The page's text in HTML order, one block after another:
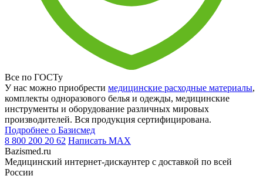
Все по ГОСТу
У нас можно приобрести медицинские расходные материалы,
комплекты одноразового белья и одежды, медицинские
инструменты и оборудование различных мировых
производителей. Вся продукция сертифицирована.
Подробнее о Базисмед
8 800 200 20 62 Написать MAX
Bazismed.ru
Медицинский интернет-дискаунтер с доставкой по всей
России